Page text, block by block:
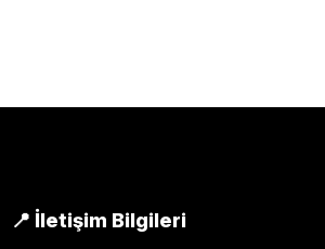
📍 İletişim Bilgileri